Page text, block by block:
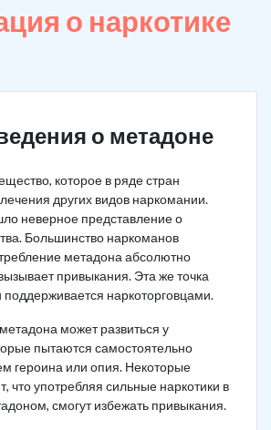
о наркотике
о метадоне
которое в ряде стран
других видов наркомании.
неверное представление о
Большинство наркоманов
метадона абсолютно
привыкания. Эта же точка
поддерживается наркоторговцами.
может развиться у
пытаются самостоятельно
героина или опия. Некоторые
что употребляя сильные наркотики в
смогут избежать привыкания.